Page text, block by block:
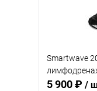
Smartwave
5 900 ₽ /